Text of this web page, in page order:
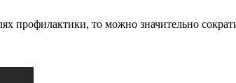
профилактики, то можно значительно